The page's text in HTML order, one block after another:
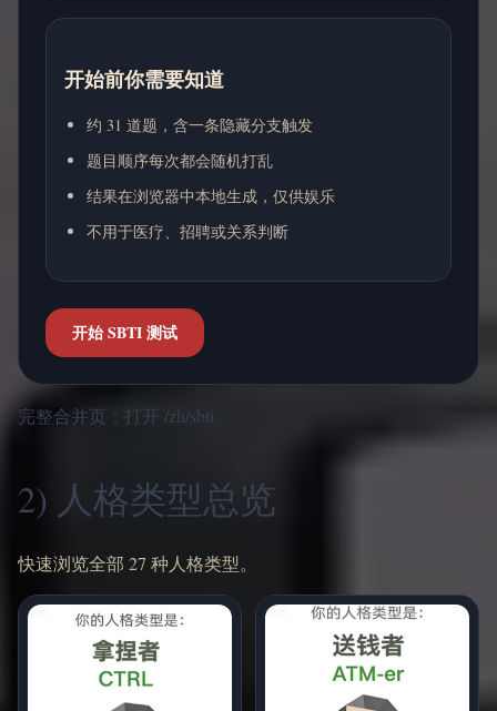
开始前你需要知道
约 31 道题，含一条隐藏分支触发
题目顺序每次都会随机打乱
结果在浏览器中本地生成，仅供娱乐
不用于医疗、招聘或关系判断
开始 SBTI 测试
完整合并页： 打开 /zh/sbti
2) 人格类型总览
快速浏览全部 27 种人格类型。